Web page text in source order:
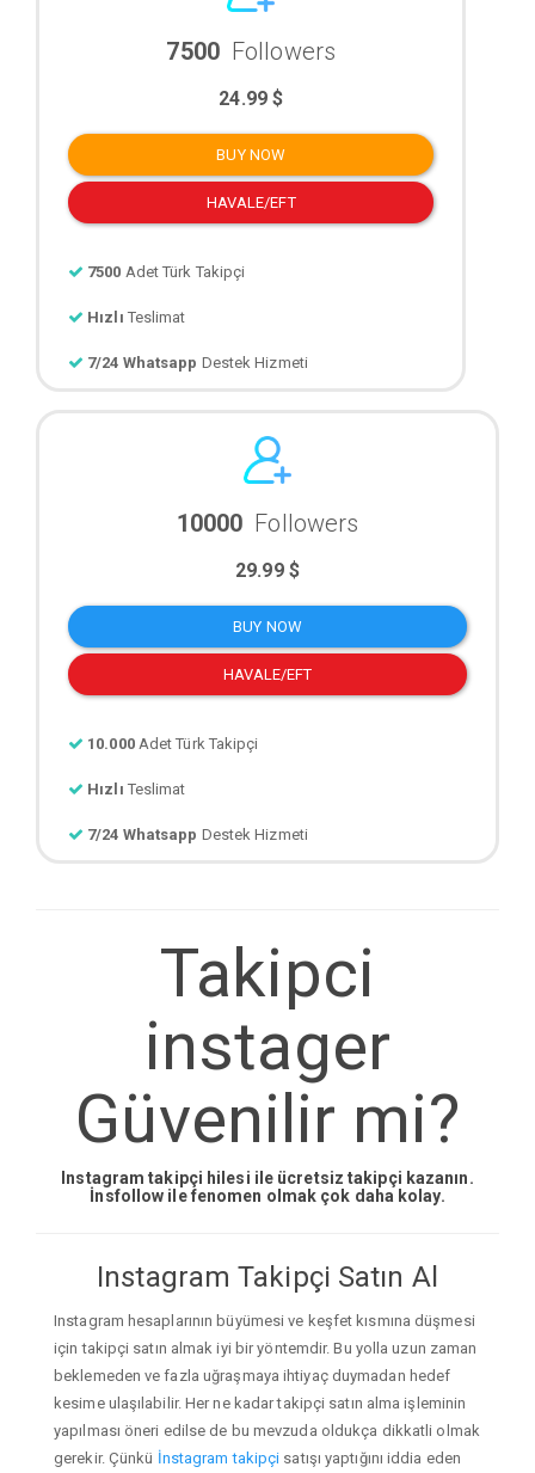
7500 Followers
24.99 $
BUY NOW
HAVALE/EFT
7500 Adet Türk Takipçi
Hızlı Teslimat
7/24 Whatsapp Destek Hizmeti
10000 Followers
29.99 $
BUY NOW
HAVALE/EFT
10.000 Adet Türk Takipçi
Hızlı Teslimat
7/24 Whatsapp Destek Hizmeti
Takipci
instager
Güvenilir mi?
Instagram takipçi hilesi ile ücretsiz takipçi kazanın.
İnsfollow ile fenomen olmak çok daha kolay.
Instagram Takipçi Satın Al
Instagram hesaplarının büyümesi ve keşfet kısmına düşmesi
için takipçi satın almak iyi bir yöntemdir. Bu yolla uzun zaman
beklemeden ve fazla uğraşmaya ihtiyaç duymadan hedef
kesime ulaşılabilir. Her ne kadar takipçi satın alma işleminin
yapılması öneri edilse de bu mevzuda oldukça dikkatli olmak
gerekir. Çünkü İnstagram takipçi satışı yaptığını iddia eden